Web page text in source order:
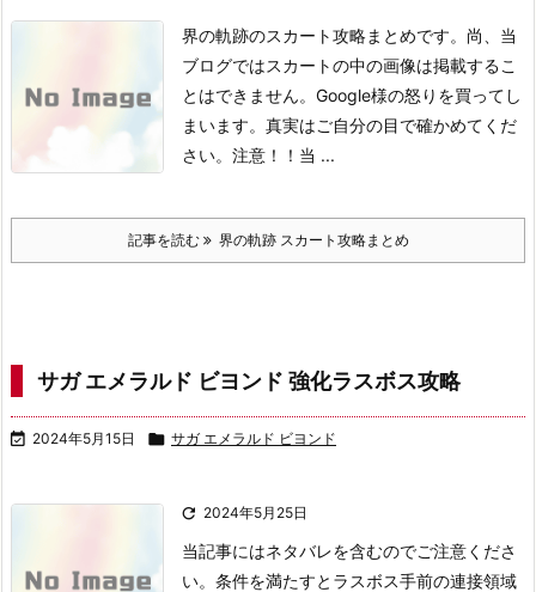
界の軌跡のスカート攻略まとめです。 尚、当
ブログではスカートの中の画像は掲載するこ
とはできません。 Google様の怒りを買ってし
まいます。 真実はご自分の目で確かめてくだ
さい。 注意！！ 当 ...
記事を読む 界の軌跡 スカート攻略まとめ
サガ エメラルド ビヨンド 強化ラスボス攻略
 2024年5月15日  サガ エメラルド ビヨンド
 2024年5月25日
当記事にはネタバレを含むのでご注意くださ
い。 条件を満たすとラスボス手前の連接領域